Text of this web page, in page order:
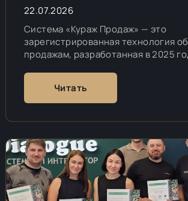
22.07.2026
Система «Кураж Продаж» — это
зарегистрированная технология
продажам, разработанная в 2025
Читать